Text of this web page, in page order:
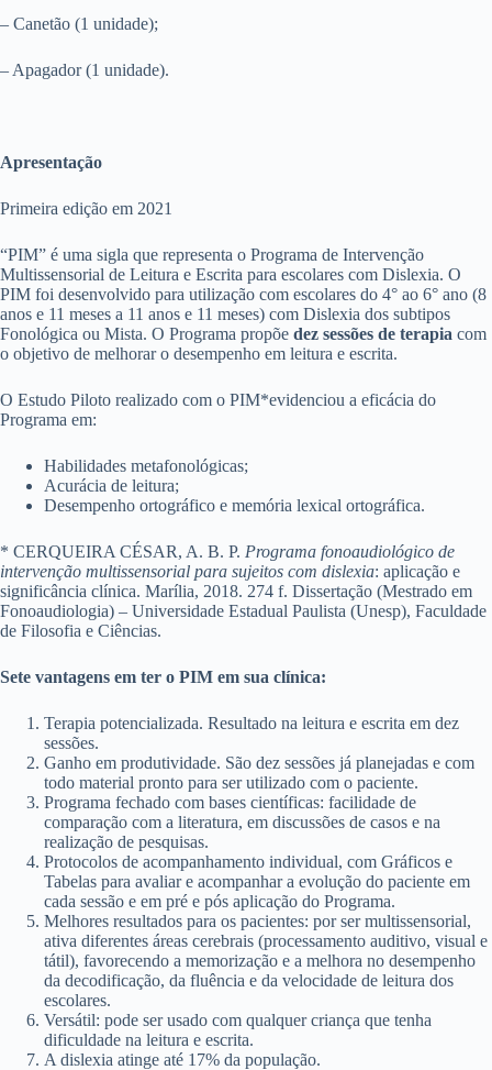
– Canetão (1 unidade);
– Apagador (1 unidade).
Apresentação
Primeira edição em 2021
“PIM” é uma sigla que representa o Programa de Intervenção
Multissensorial de Leitura e Escrita para escolares com Dislexia. O
PIM foi desenvolvido para utilização com escolares do 4° ao 6° ano (8
anos e 11 meses a 11 anos e 11 meses) com Dislexia dos subtipos
Fonológica ou Mista. O Programa propõe dez sessões de terapia com
o objetivo de melhorar o desempenho em leitura e escrita.
O Estudo Piloto realizado com o PIM*evidenciou a eficácia do
Programa em:
Habilidades metafonológicas;
Acurácia de leitura;
Desempenho ortográfico e memória lexical ortográfica.
* CERQUEIRA CÉSAR, A. B. P. Programa fonoaudiológico de
intervenção multissensorial para sujeitos com dislexia: aplicação e
significância clínica. Marília, 2018. 274 f. Dissertação (Mestrado em
Fonoaudiologia) – Universidade Estadual Paulista (Unesp), Faculdade
de Filosofia e Ciências.
Sete vantagens em ter o PIM em sua clínica:
Terapia potencializada. Resultado na leitura e escrita em dez
sessões.
Ganho em produtividade. São dez sessões já planejadas e com
todo material pronto para ser utilizado com o paciente.
Programa fechado com bases científicas: facilidade de
comparação com a literatura, em discussões de casos e na
realização de pesquisas.
Protocolos de acompanhamento individual, com Gráficos e
Tabelas para avaliar e acompanhar a evolução do paciente em
cada sessão e em pré e pós aplicação do Programa.
Melhores resultados para os pacientes: por ser multissensorial,
ativa diferentes áreas cerebrais (processamento auditivo, visual e
tátil), favorecendo a memorização e a melhora no desempenho
da decodificação, da fluência e da velocidade de leitura dos
escolares.
Versátil: pode ser usado com qualquer criança que tenha
dificuldade na leitura e escrita.
A dislexia atinge até 17% da população.